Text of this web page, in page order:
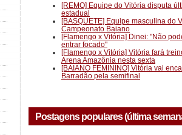
[REMO] Equipe do Vitória disputa
estadual
[BASQUETE] Equipe masculina do
Campeonato Baiano
[Flamengo x Vitória] Dinei: "Não
entrar focado"
[Flamengo x Vitória] Vitória fará
Arena Amazônia nesta sexta
[BAIANO FEMININO] Vitória vai
Barradão pela semifinal
Postagens populares (última